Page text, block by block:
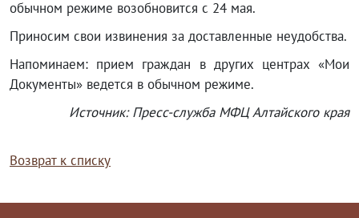
обычном режиме возобновится с 24 мая.
Приносим свои извинения за доставленные неудобства.
Напоминаем: прием граждан в других центрах «Мои
Документы» ведется в обычном режиме.
Источник: Пресс-служба МФЦ Алтайского края
Возврат к списку